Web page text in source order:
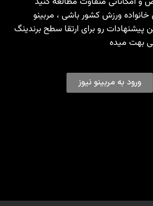
ورزش کشور باشی ، مربینو
رو برای ارتقا سطح برندینگ
بهت میده
ورود به مربینو نیوز